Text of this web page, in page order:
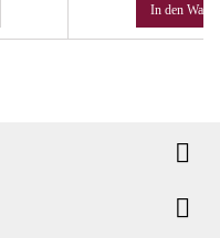
In den

